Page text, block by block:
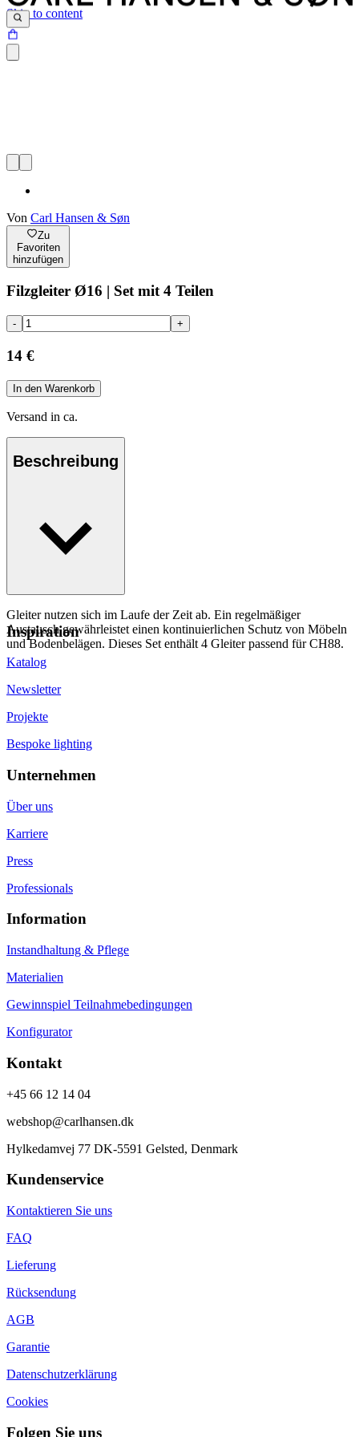
Skip to content
Von Carl Hansen & Søn
Zu
Favoriten
hinzufügen
Filzgleiter Ø16 | Set mit 4 Teilen
- +
14 €
In den Warenkorb
Versand in ca.
Beschreibung
Gleiter nutzen sich im Laufe der Zeit ab. Ein regelmäßiger
Austausch gewährleistet einen kontinuierlichen Schutz von Möbeln
und Bodenbelägen. Dieses Set enthält 4 Gleiter passend für CH88.
Inspiration
Katalog
Newsletter
Projekte
Bespoke lighting
Unternehmen
Über uns
Karriere
Press
Professionals
Information
Instandhaltung & Pflege
Materialien
Gewinnspiel Teilnahmebedingungen
Konfigurator
Kontakt
+45 66 12 14 04
webshop@carlhansen.dk
Hylkedamvej 77 DK-5591 Gelsted, Denmark
Kundenservice
Kontaktieren Sie uns
FAQ
Lieferung
Rücksendung
AGB
Garantie
Datenschutzerklärung
Cookies
Folgen Sie uns